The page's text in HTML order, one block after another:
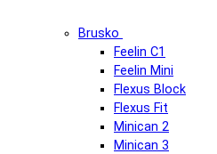
Brusko
Feelin C1
Feelin Mini
Flexus Block
Flexus Fit
Minican 2
Minican 3